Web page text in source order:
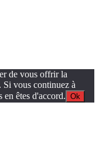
de vous offrir la
Si vous continuez à
en êtes d'accord. Ok